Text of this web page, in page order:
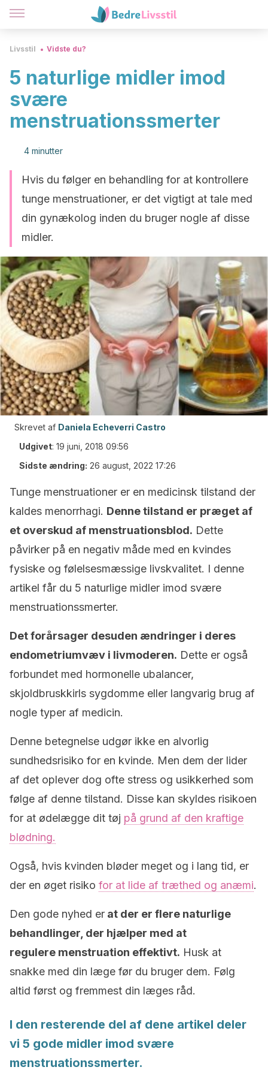
Livsstil Vidste du?
5 naturlige midler imod
svære
menstruationssmerter
4 minutter
Hvis du følger en behandling for at kontrollere
tunge menstruationer, er det vigtigt at tale med
din gynækolog inden du bruger nogle af disse
midler.
Skrevet af Daniela Echeverri Castro
Udgivet: 19 juni, 2018 09:56
Sidste ændring: 26 august, 2022 17:26
Tunge menstruationer er en medicinsk tilstand der
kaldes menorrhagi. Denne tilstand er præget af
et overskud af menstruationsblod. Dette
påvirker på en negativ måde med en kvindes
fysiske og følelsesmæssige livskvalitet. I denne
artikel får du 5 naturlige midler imod svære
menstruationssmerter.
Det forårsager desuden ændringer i deres
endometriumvæv i livmoderen. Dette er også
forbundet med hormonelle ubalancer,
skjoldbruskkirls sygdomme eller langvarig brug af
nogle typer af medicin.
Denne betegnelse udgør ikke en alvorlig
sundhedsrisiko for en kvinde. Men dem der lider
af det oplever dog ofte stress og usikkerhed som
følge af denne tilstand. Disse kan skyldes risikoen
for at ødelægge dit tøj på grund af den kraftige
blødning.
Også, hvis kvinden bløder meget og i lang tid, er
der en øget risiko for at lide af træthed og anæmi.
Den gode nyhed er at der er flere naturlige
behandlinger, der hjælper med at
regulere menstruation effektivt. Husk at
snakke med din læge før du bruger dem. Følg
altid først og fremmest din læges råd.
I den resterende del af dene artikel deler
vi 5 gode midler imod svære
menstruationssmerter.